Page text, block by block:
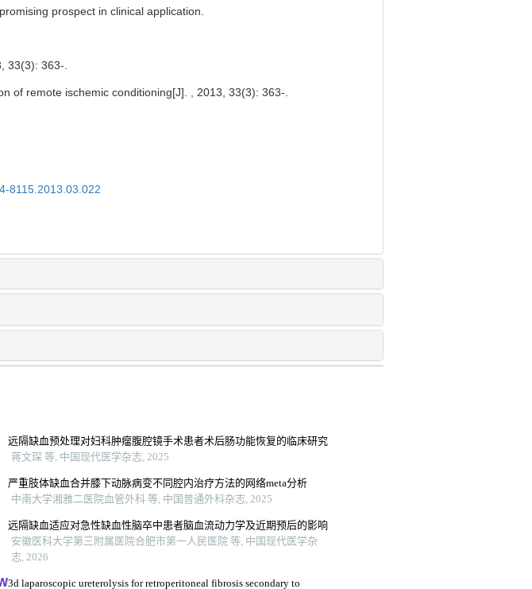
prospect in clinical application.
33(3): 363-.
of remote ischemic conditioning[J]. , 2013, 33(3): 363-.
8115.2013.03.022
远隔缺血预处理对妇科肿瘤腹腔镜手术患者术后肠功能恢复的临床研究
蒋文琛 等, 中国现代医学杂志, 2025
严重肢体缺血合并膝下动脉病变不同腔内治疗方法的网络meta分析
中南大学湘雅二医院血管外科 等, 中国普通外科杂志, 2025
远隔缺血适应对急性缺血性脑卒中患者脑血流动力学及近期预后的影响
安徽医科大学第三附属医院合肥市第一人民医院 等, 中国现代医学杂
志, 2026
3d laparoscopic ureterolysis for retroperitoneal fibrosis secondary to